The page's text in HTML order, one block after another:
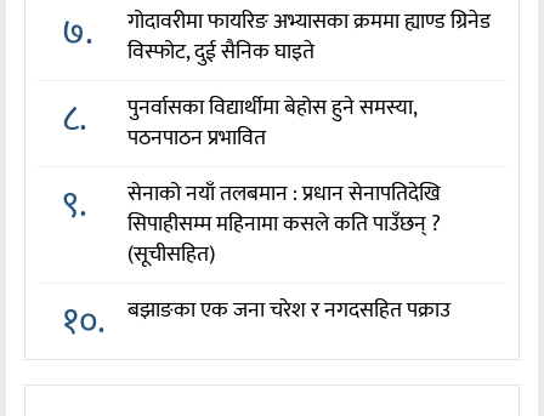
७.
गोदावरीमा फायरिङ अभ्यासका क्रममा ह्याण्ड ग्रिनेड
विस्फोट, दुई सैनिक घाइते
८.
पुनर्वासका विद्यार्थीमा बेहोस हुने समस्या,
पठनपाठन प्रभावित
९.
सेनाको नयाँ तलबमान : प्रधान सेनापतिदेखि
सिपाहीसम्म महिनामा कसले कति पाउँछन् ?
(सूचीसहित)
१०. बझाङका एक जना चरेश र नगदसहित पक्राउ